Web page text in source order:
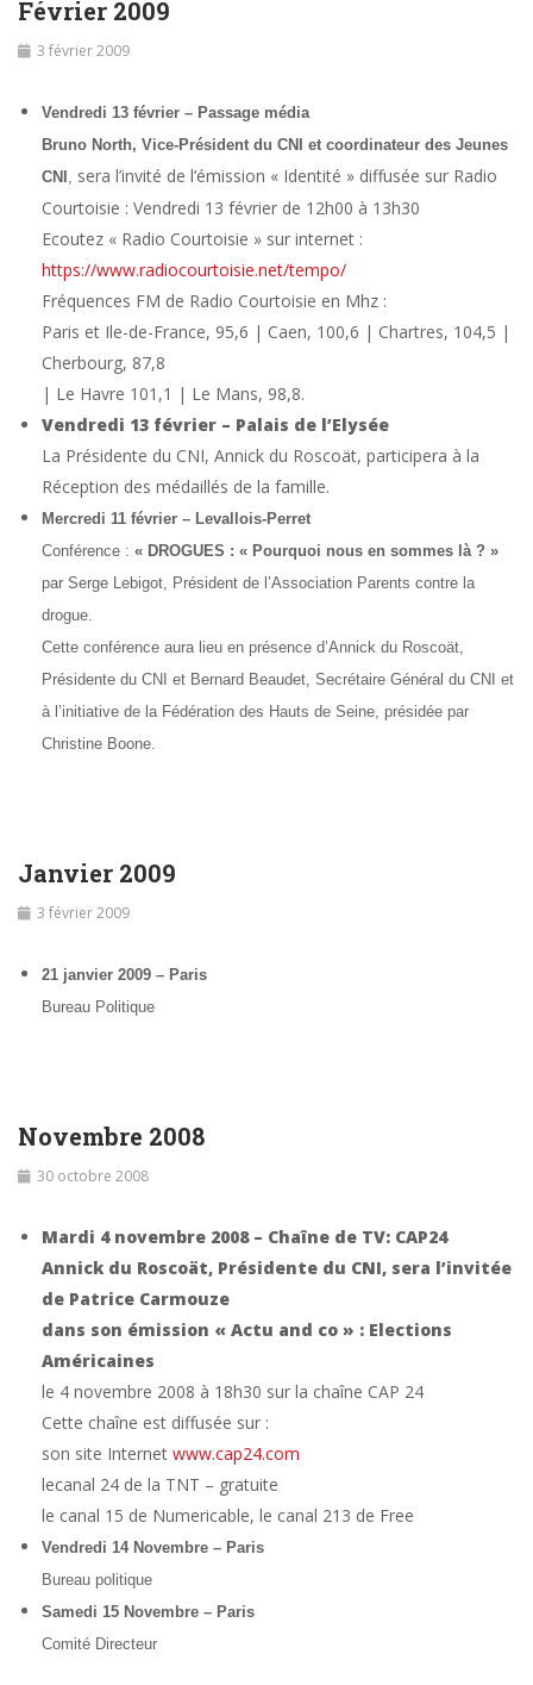
Février 2009
3 février 2009
Vendredi 13 février – Passage média
Bruno North, Vice-Président du CNI et coordinateur des Jeunes
CNI , sera l’invité de l’émission « Identité » diffusée sur Radio
Courtoisie : Vendredi 13 février de 12h00 à 13h30
Ecoutez « Radio Courtoisie » sur internet :
https://www.radiocourtoisie.net/tempo/
Fréquences FM de Radio Courtoisie en Mhz :
Paris et Ile-de-France, 95,6 | Caen, 100,6 | Chartres, 104,5 |
Cherbourg, 87,8
| Le Havre 101,1 | Le Mans, 98,8.
Vendredi 13 février – Palais de l’Elysée
La Présidente du CNI, Annick du Roscoät, participera à la
Réception des médaillés de la famille.
Mercredi 11 février – Levallois-Perret
Conférence : « DROGUES : « Pourquoi nous en sommes là ? »
par Serge Lebigot, Président de l’Association Parents contre la
drogue.
Cette conférence aura lieu en présence d’Annick du Roscoät,
Présidente du CNI et Bernard Beaudet, Secrétaire Général du CNI et
à l’initiative de la Fédération des Hauts de Seine, présidée par
Christine Boone.
Janvier 2009
3 février 2009
21 janvier 2009 – Paris
Bureau Politique
Novembre 2008
30 octobre 2008
Mardi 4 novembre 2008 – Chaîne de TV: CAP24
Annick du Roscoät, Présidente du CNI, sera l’invitée
de Patrice Carmouze
dans son émission « Actu and co » : Elections
Américaines
le 4 novembre 2008 à 18h30 sur la chaîne CAP 24
Cette chaîne est diffusée sur :
son site Internet www.cap24.com
lecanal 24 de la TNT – gratuite
le canal 15 de Numericable, le canal 213 de Free
Vendredi 14 Novembre – Paris
Bureau politique
Samedi 15 Novembre – Paris
Comité Directeur